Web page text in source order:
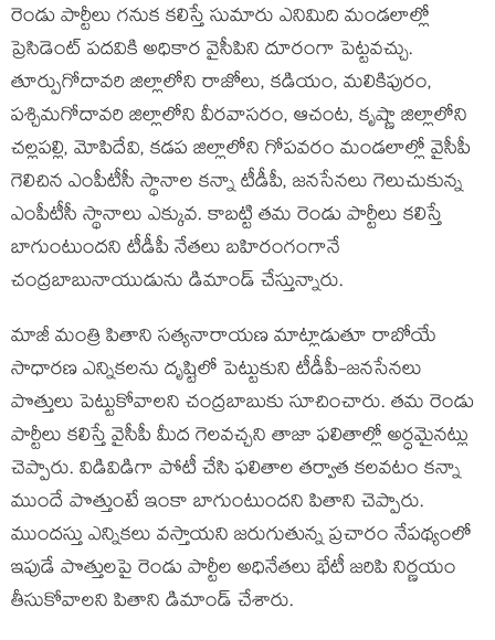
రెండు పార్టీలు గనుక కలిస్తే సుమారు ఎనిమిది మండలాల్లో
ప్రెసిడెంట్ పదవికి అధికార వైసీపిని దూరంగా పెట్టవచ్చు.
తూర్పుగోదావరి జిల్లాలోని రాజోలు, కడియం, మలికిపురం,
పశ్చిమగోదావరి జిల్లాలోని వీరవాసరం, ఆచంట, కృష్ణా జిల్లాలోని
చల్లపల్లి, మోపిదేవి, కడప జిల్లాలోని గోపవరం మండలాల్లో వైసీపీ
గెలిచిన ఎంపీటీసీ స్థానాల కన్నా టీడీపీ, జనసేనలు గెలుచుకున్న
ఎంపీటీసీ స్థానాలు ఎక్కువ. కాబట్టి తమ రెండు పార్టీలు కలిస్తే
బాగుంటుందని టీడీపీ నేతలు బహిరంగంగానే
చంద్రబాబునాయుడును డిమాండ్ చేస్తున్నారు.
మాజీ మంత్రి పితాని సత్యనారాయణ మాట్లాడుతూ రాబోయే
సాధారణ ఎన్నికలను దృష్టిలో పెట్టుకుని టీడీపీ-జనసేనలు
పొత్తులు పెట్టుకోవాలని చంద్రబాబుకు సూచించారు. తమ రెండు
పార్టీలు కలిస్తే వైసీపీ మీద గెలవచ్చని తాజా ఫలితాల్లో అర్ధమైనట్లు
చెప్పారు. విడివిడిగా పోటీ చేసి ఫలితాల తర్వాత కలవటం కన్నా
ముందే పొత్తుంటే ఇంకా బాగుంటుందని పితాని చెప్పారు.
ముందస్తు ఎన్నికలు వస్తాయని జరుగుతున్న ప్రచారం నేపథ్యంలో
ఇపుడే పొత్తులపై రెండు పార్టీల అధినేతలు భేటీ జరిపి నిర్ణయం
తీసుకోవాలని పితాని డిమాండ్ చేశారు.